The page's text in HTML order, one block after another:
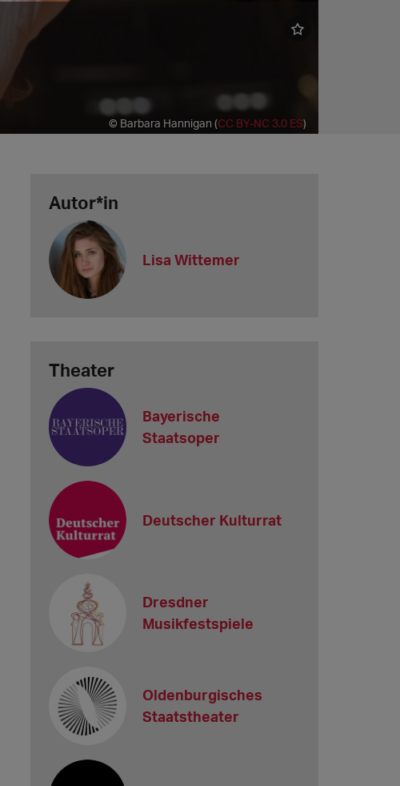
© Barbara Hannigan (CC BY-NC 3.0 ES)
Autor*in
Lisa Wittemer
Theater
Bayerische
Staatsoper
Deutscher Kulturrat
Dresdner
Musikfestspiele
Oldenburgisches
Staatstheater